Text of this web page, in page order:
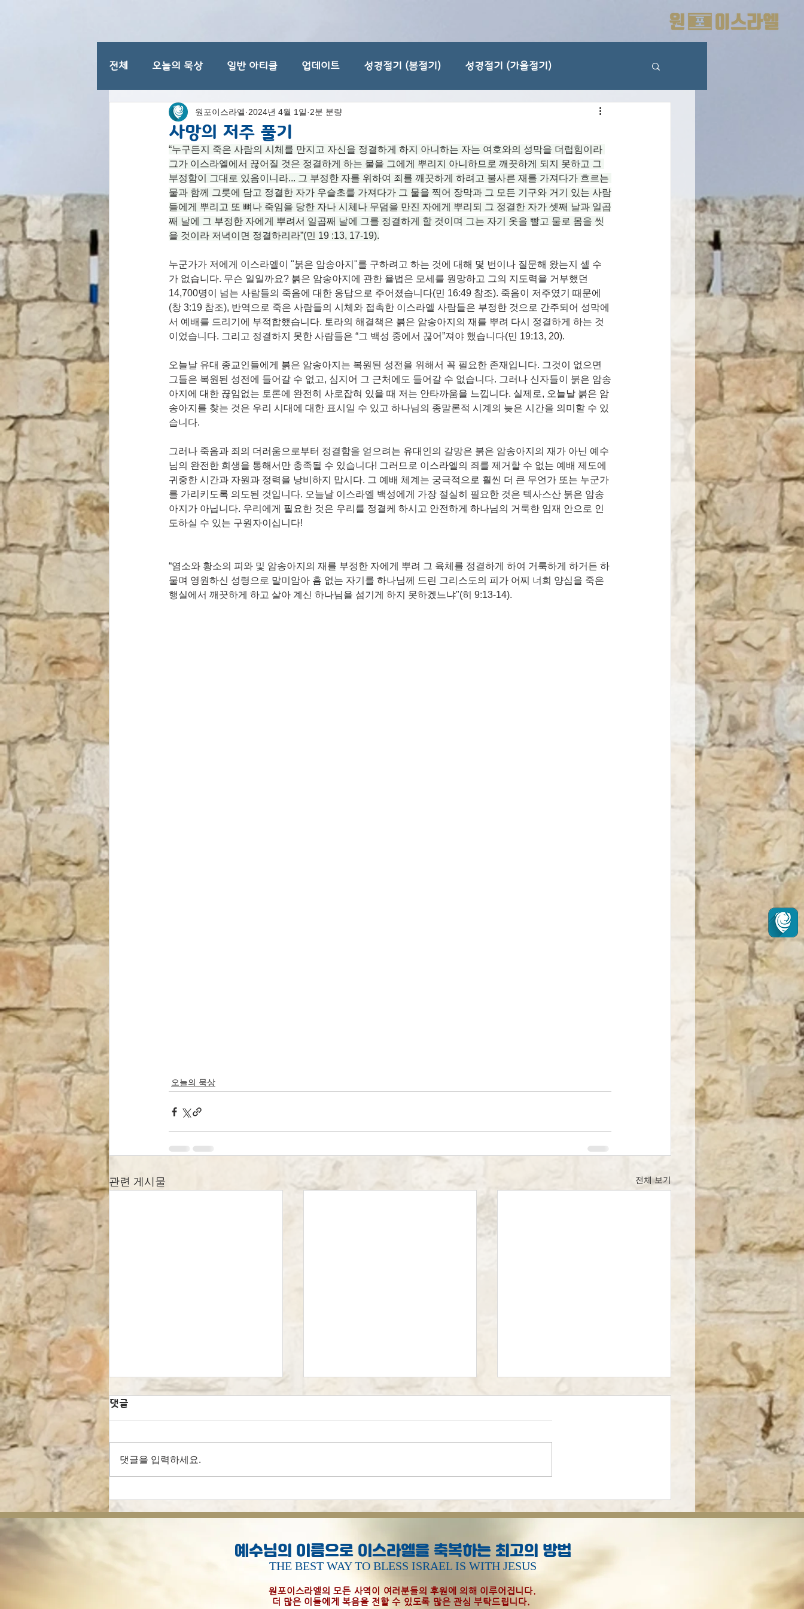
전체 오늘의 묵상 일반 아티클 업데이트 성경절기 (봄절기) 성경절기 (가을절기)
이스라엘 일반 명절
사망의 저주 풀기
원포이스라엘 2024년 4월 1일 2분 분량
“누구든지 죽은 사람의 시체를 만지고 자신을 정결하게 하지 아니하는 자는 여호와의 성막을 더럽힘이라
그가 이스라엘에서 끊어질 것은 정결하게 하는 물을 그에게 뿌리지 아니하므로 깨끗하게 되지 못하고 그
부정함이 그대로 있음이니라... 그 부정한 자를 위하여 죄를 깨끗하게 하려고 불사른 재를 가져다가 흐르는
물과 함께 그릇에 담고 정결한 자가 우슬초를 가져다가 그 물을 찍어 장막과 그 모든 기구와 거기 있는 사람
들에게 뿌리고 또 뼈나 죽임을 당한 자나 시체나 무덤을 만진 자에게 뿌리되 그 정결한 자가 셋째 날과 일곱
째 날에 그 부정한 자에게 뿌려서 일곱째 날에 그를 정결하게 할 것이며 그는 자기 옷을 빨고 물로 몸을 씻
을 것이라 저녁이면 정결하리라”(민 19 :13, 17-19).
누군가가 저에게 이스라엘이 "붉은 암송아지"를 구하려고 하는 것에 대해 몇 번이나 질문해 왔는지 셀 수
가 없습니다. 무슨 일일까요? 붉은 암송아지에 관한 율법은 모세를 원망하고 그의 지도력을 거부했던
14,700명이 넘는 사람들의 죽음에 대한 응답으로 주어졌습니다(민 16:49 참조). 죽음이 저주였기 때문에
(창 3:19 참조), 반역으로 죽은 사람들의 시체와 접촉한 이스라엘 사람들은 부정한 것으로 간주되어 성막에
서 예배를 드리기에 부적합했습니다. 토라의 해결책은 붉은 암송아지의 재를 뿌려 다시 정결하게 하는 것
이었습니다. 그리고 정결하지 못한 사람들은 “그 백성 중에서 끊어”져야 했습니다(민 19:13, 20).
오늘날 유대 종교인들에게 붉은 암송아지는 복원된 성전을 위해서 꼭 필요한 존재입니다. 그것이 없으면
그들은 복원된 성전에 들어갈 수 없고, 심지어 그 근처에도 들어갈 수 없습니다. 그러나 신자들이 붉은 암송
아지에 대한 끊임없는 토론에 완전히 사로잡혀 있을 때 저는 안타까움을 느낍니다. 실제로, 오늘날 붉은 암
송아지를 찾는 것은 우리 시대에 대한 표시일 수 있고 하나님의 종말론적 시계의 늦은 시간을 의미할 수 있
습니다.
그러나 죽음과 죄의 더러움으로부터 정결함을 얻으려는 유대인의 갈망은 붉은 암송아지의 재가 아닌 예수
님의 완전한 희생을 통해서만 충족될 수 있습니다! 그러므로 이스라엘의 죄를 제거할 수 없는 예배 제도에
귀중한 시간과 자원과 정력을 낭비하지 맙시다. 그 예배 체계는 궁극적으로 훨씬 더 큰 무언가 또는 누군가
를 가리키도록 의도된 것입니다. 오늘날 이스라엘 백성에게 가장 절실히 필요한 것은 텍사스산 붉은 암송
아지가 아닙니다. 우리에게 필요한 것은 우리를 정결케 하시고 안전하게 하나님의 거룩한 임재 안으로 인
도하실 수 있는 구원자이십니다!
“염소와 황소의 피와 및 암송아지의 재를 부정한 자에게 뿌려 그 육체를 정결하게 하여 거룩하게 하거든 하
물며 영원하신 성령으로 말미암아 흠 없는 자기를 하나님께 드린 그리스도의 피가 어찌 너희 양심을 죽은
행실에서 깨끗하게 하고 살아 계신 하나님을 섬기게 하지 못하겠느냐"(히 9:13-14).
오늘의 묵상
관련 게시물 전체 보기
[오늘의 묵상] 선행으로 구원
받으셨나요?
[오늘의 묵상] 하나님은 걱정
하지 않으십니다
댓글
댓글을 입력하세요.
예수님의 이름으로 이스라엘을 축복하는 최고의 방법
THE BEST WAY TO BLESS ISRAEL IS WITH JESUS
원포이스라엘의 모든 사역이 여러분들의 후원에 의해 이루어집니다.
더 많은 이들에게 복음을 전할 수 있도록 많은 관심 부탁드립니다.